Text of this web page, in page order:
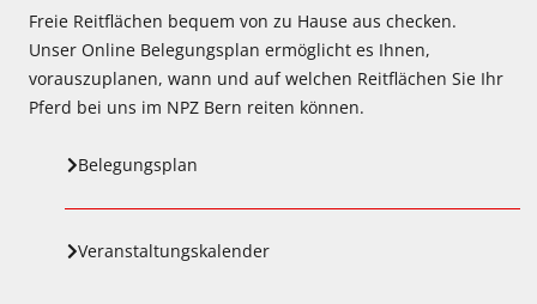
Freie Reitflächen bequem von zu Hause aus checken.
Unser Online Belegungsplan ermöglicht es Ihnen,
vorauszuplanen, wann und auf welchen Reitflächen Sie Ihr
Pferd bei uns im NPZ Bern reiten können.
Belegungsplan
Veranstaltungskalender